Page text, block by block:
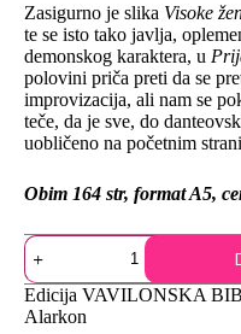
Zasigurno je slika Visoke
te se isto tako javlja,
demonskog karaktera, u
polovini priča preti da se
improvizacija, ali nam se
teče, da je sve, do
uobličeno na početnim
Obim 164 str, format A5,
Edicija VAVILONSKA
Alarkon